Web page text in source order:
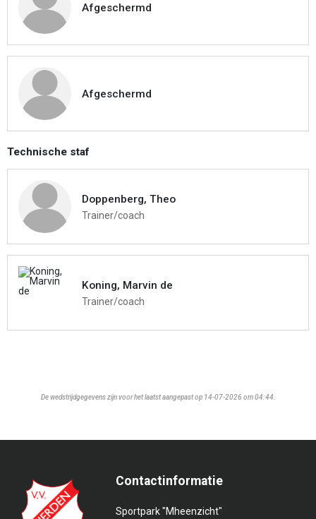
Afgeschermd
Afgeschermd
Technische staf
Doppenberg, Theo
Trainer/coach
Koning, Marvin de
Trainer/coach
De wedstrijdgegevens zijn voor het laatst aangepast op 14-07-2026 om 04:44.
Contactinformatie
Sportpark "Mheenzicht"